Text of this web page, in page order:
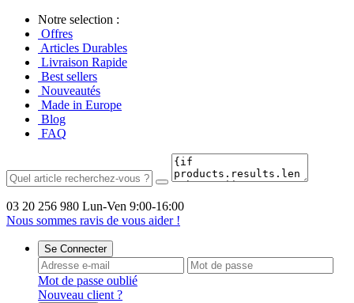
Notre selection :
Offres
Articles Durables
Livraison Rapide
Best sellers
Nouveautés
Made in Europe
Blog
FAQ
03 20 256 980 Lun-Ven 9:00-16:00
Nous sommes ravis de vous aider !
Se Connecter
Mot de passe oublié
Nouveau client ?